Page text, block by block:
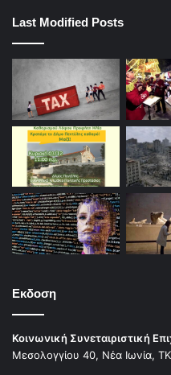
Last Modified Posts
Εκδοση
Κοινωνική Συνεταιριστική
Μεσολογγίου 40, Νέα Ιωνία,